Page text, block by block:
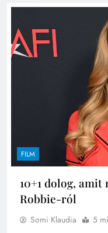
FILM
10+1 dolog,
Robbie-ról
Somi Klaudia 5